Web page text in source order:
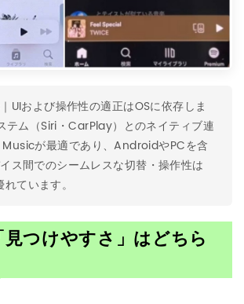
｜UIおよび操作性の適正はOSに依存しま
テム（Siri・CarPlay）とのネイティブ連
が最適であり、AndroidやPCを含
ス間でのシームレスな切替・操作性は
ています。
つけやすさ」はどちら